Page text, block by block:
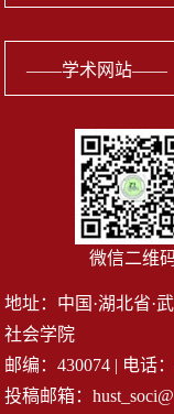
微信二维
地址：中国·湖北省·
社会学院
邮编：430074 | 电话
投稿邮箱：